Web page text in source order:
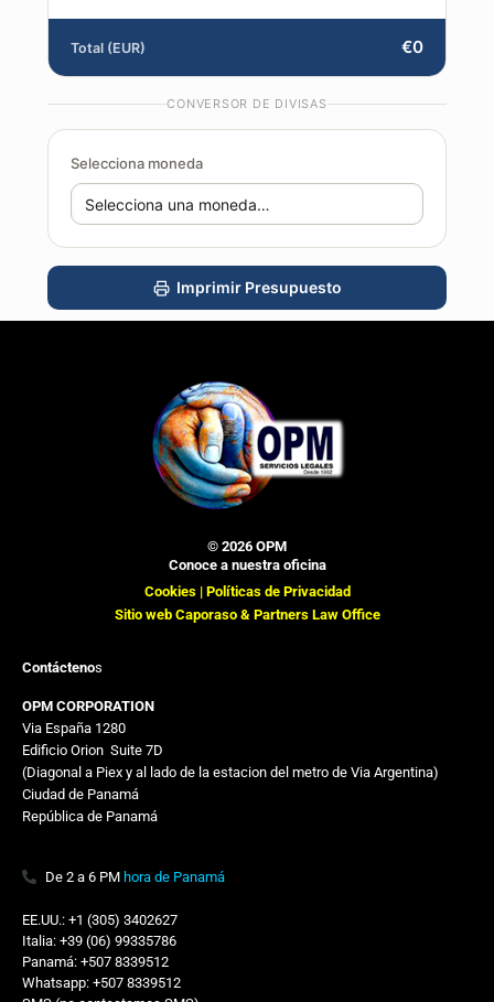
Total (EUR) €0
CONVERSOR DE DIVISAS
Selecciona moneda
Imprimir Presupuesto
© 2026 OPM
Conoce a nuestra oficina
Cookies | Políticas de Privacidad
Sitio web Caporaso & Partners Law Office
Contáctenos
OPM CORPORATION
Via España 1280
Edificio Orion Suite 7D
(Diagonal a Piex y al lado de la estacion del metro de Via Argentina)
Ciudad de Panamá
República de Panamá
De 2 a 6 PM hora de Panamá
EE.UU.: +1 (305) 3402627
Italia: +39 (06) 99335786
Panamá: +507 8339512
Whatsapp: +507 8339512